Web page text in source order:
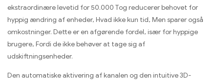
ekstraordinære levetid for 50.000 Tog reducerer behovet for
hyppig ændring af enheder, Hvad ikke kun tid, Men sparer også
omkostninger. Dette er en afgørende fordel, især for hyppige
brugere, Fordi de ikke behøver at tage sig af
udskiftningsenheder.
Den automatiske aktivering af kanalen og den intuitive 3D-